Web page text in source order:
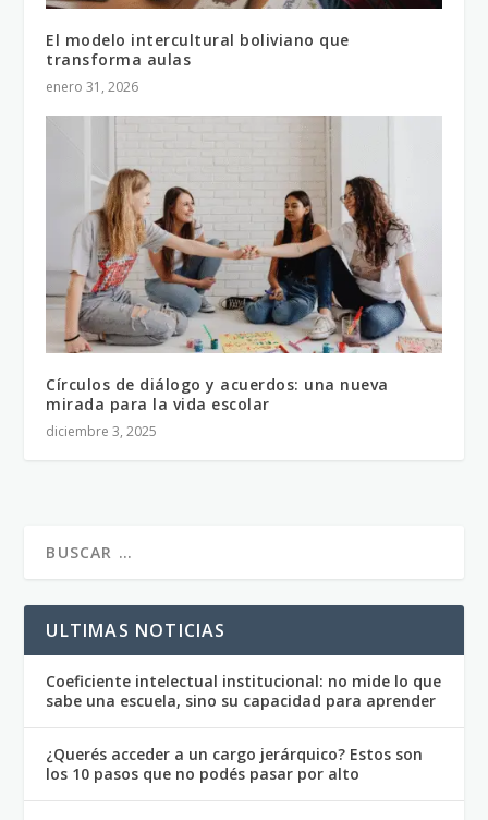
El modelo intercultural boliviano que
transforma aulas
enero 31, 2026
Círculos de diálogo y acuerdos: una nueva
mirada para la vida escolar
diciembre 3, 2025
ULTIMAS NOTICIAS
Coeficiente intelectual institucional: no mide lo que
sabe una escuela, sino su capacidad para aprender
¿Querés acceder a un cargo jerárquico? Estos son
los 10 pasos que no podés pasar por alto